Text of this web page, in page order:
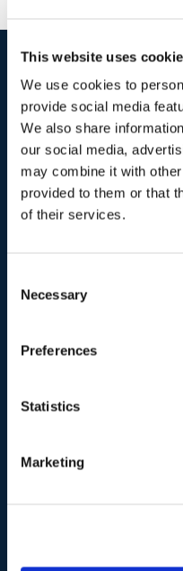
This website uses
We use cookies to
provide social media
We also share
our social media,
may combine it with
provided to them or that
of their services.
Selection
Necessary
Preferences
Statistics
Marketing
I nostri
Indirizzo postale
Studio Legale Scicchitano
Via Emilio Faà di Bruno, 4
00195-Roma
Tel:(+39) 06.3723102